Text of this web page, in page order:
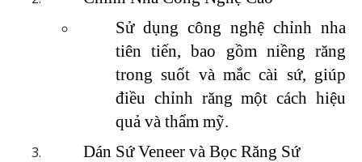
Sử dụng công nghệ chỉnh nha
tiên tiến, bao gồm niềng răng
trong suốt và mắc cài sứ, giúp
điều chỉnh răng một cách hiệu
quả và thẩm mỹ.
Dán Sứ Veneer và Bọc Răng Sứ